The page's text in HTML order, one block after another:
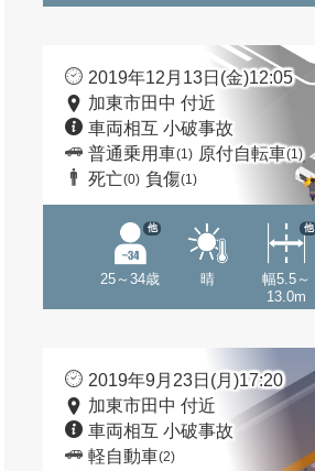
2019年12月13日(金)12:05
加東市田中 付近
車両相互 小破事故
普通乗用車(1) 原付自転車(1)
死亡(0) 負傷(1)
25～34歳
他
晴
幅5.5～
13.0m
他
2019年9月23日(月)17:20
加東市田中 付近
車両相互 小破事故
軽自動車(2)